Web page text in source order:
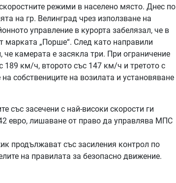
режими в населено място. Днес по
на гр. Велинград чрез използване на
управление в курорта забелязал, че в
марката „Порше“. След като направили
камерата е засякла три. При ограничение
км/ч, второто със 147 км/ч и третото с
собствениците на возилата и установяване
със засечени с най-високи скорости ги
евро, лишаване от право да управлява МПС
продължават със засиления контрол по
на правилата за безопасно движение.